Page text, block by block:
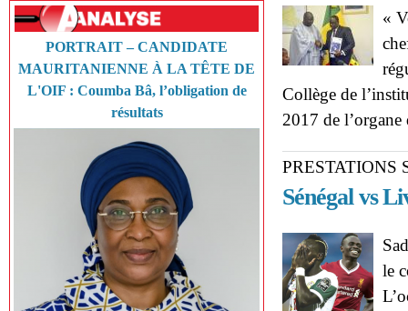
PORTRAIT – CANDIDATE
MAURITANIENNE À LA TÊTE DE
L'OIF : Coumba Bâ, l’obligation de
résultats
«
Collège de
2017 de
Sénégal vs
le